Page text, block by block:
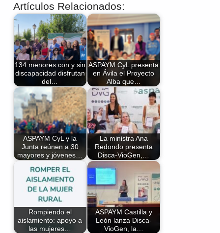
Artículos Relacionados:
134 menores con y sin
discapacidad disfrutan
del…
ASPAYM CyL presenta
en Ávila el Proyecto
Alba que…
ASPAYM CyL y la
Junta reúnen a 30
mayores y jóvenes…
La ministra Ana
Redondo presenta
Disca-VioGen,…
Rompiendo el
aislamiento: apoyo a
las mujeres…
ASPAYM Castilla y
León lanza Disca-
VioGen, la…